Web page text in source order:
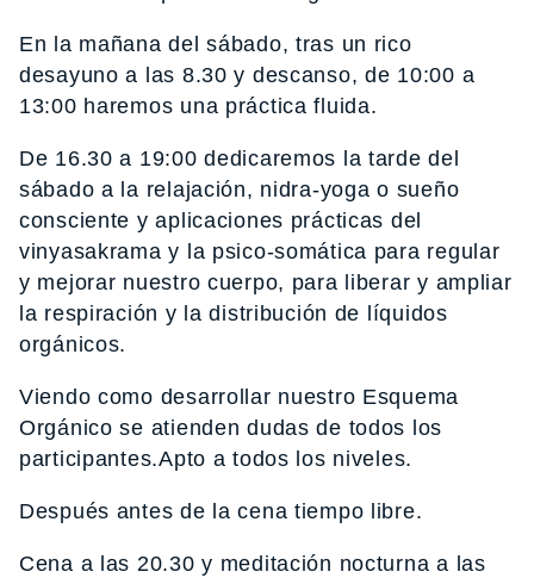
En la mañana del sábado, tras un rico
desayuno a las 8.30 y descanso, de 10:00 a
13:00 haremos una práctica fluida.
De 16.30 a 19:00 dedicaremos la tarde del
sábado a la relajación, nidra-yoga o sueño
consciente y aplicaciones prácticas del
vinyasakrama y la psico-somática para regular
y mejorar nuestro cuerpo, para liberar y ampliar
la respiración y la distribución de líquidos
orgánicos.
Viendo como desarrollar nuestro Esquema
Orgánico se atienden dudas de todos los
participantes.Apto a todos los niveles.
Después antes de la cena tiempo libre.
Cena a las 20.30 y meditación nocturna a las